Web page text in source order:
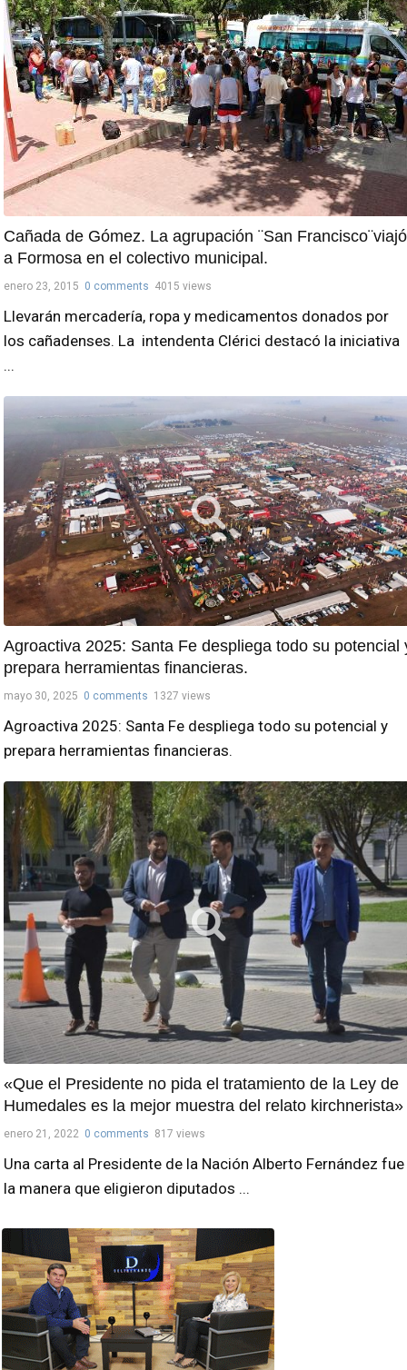
Cañada de Gómez. La agrupación ¨San Francisco¨viajó
a Formosa en el colectivo municipal.
enero 23, 2015 0 comments 4015 views
Llevarán mercadería, ropa y medicamentos donados por
los cañadenses. La intendenta Clérici destacó la iniciativa
...
Agroactiva 2025: Santa Fe despliega todo su potencial
prepara herramientas financieras.
mayo 30, 2025 0 comments 1327 views
Agroactiva 2025: Santa Fe despliega todo su potencial y
prepara herramientas financieras.
«Que el Presidente no pida el tratamiento de la Ley de
Humedales es la mejor muestra del relato kirchnerista»
enero 21, 2022 0 comments 817 views
Una carta al Presidente de la Nación Alberto Fernández fue
la manera que eligieron diputados ...